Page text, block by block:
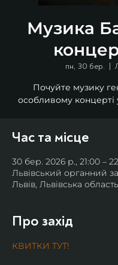
Музика
пн, 30 бер.
  |
Почуйте музику
особливому концерті
Час та місце
30 бер. 2026 р., 21:00 –
Львівський органний
Львів, Львівська
Про захід
КВИТКИ ТУТ!